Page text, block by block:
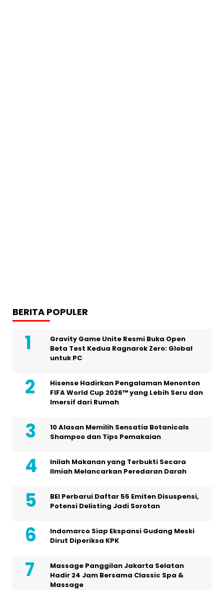
BERITA POPULER
Gravity Game Unite Resmi Buka Open
Beta Test Kedua Ragnarok Zero: Global
untuk PC
Hisense Hadirkan Pengalaman Menonton
FIFA World Cup 2026™ yang Lebih Seru dan
Imersif dari Rumah
10 Alasan Memilih Sensatia Botanicals
Shampoo dan Tips Pemakaian
Inilah Makanan yang Terbukti Secara
Ilmiah Melancarkan Peredaran Darah
BEI Perbarui Daftar 55 Emiten Disuspensi,
Potensi Delisting Jadi Sorotan
Indomarco Siap Ekspansi Gudang Meski
Dirut Diperiksa KPK
Massage Panggilan Jakarta Selatan
Hadir 24 Jam Bersama Classic Spa &
Massage